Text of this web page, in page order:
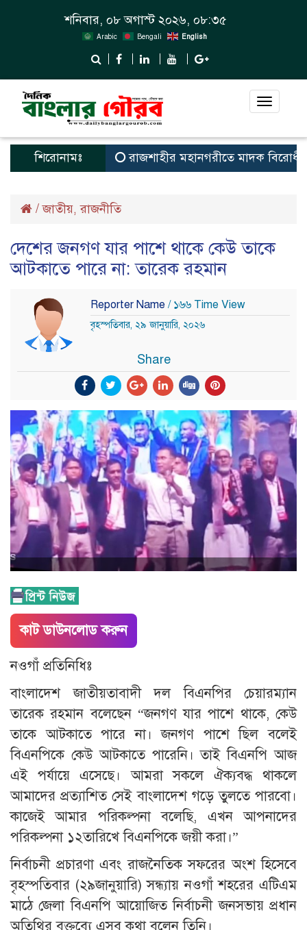
শনিবার, ০৮ অগাস্ট ২০২৬, ০৮:৩৫
Arabic Bengali English
Toggle
শিরোনামঃ রাজশাহীর মহানগরীতে মাদক বিরোধী
/জাতীয়,রাজনীতি
দেশের জনগণ যার পাশে থাকে কেউ তাকে
আটকাতে পারে না: তারেক রহমান
Reporter Name / ১৬৬ Time View
বৃহস্পতিবার, ২৯ জানুয়ারি, ২০২৬
Share
কাট ডাউনলোড করুন
নওগাঁ প্রতিনিধিঃ
বাংলাদেশ জাতীয়তাবাদী দল বিএনপির চেয়ারম্যান
তারেক রহমান বলেছেন “জনগণ যার পাশে থাকে, কেউ
তাকে আটকাতে পারে না। জনগণ পাশে ছিল বলেই
বিএনপিকে কেউ আটকাতে পারেনি। তাই বিএনপি আজ
এই পর্যায়ে এসেছে। আমরা সকলে ঐক্যবদ্ধ থাকলে
আমাদের প্রত্যাশিত সেই বাংলাদেশ গড়ে তুলতে পারবো।
কাজেই আমার পরিকল্পনা বলেছি, এখন আপনাদের
পরিকল্পনা ১২তারিখে বিএনপিকে জয়ী করা।”
নির্বাচনী প্রচারণা এবং রাজনৈতিক সফরের অংশ হিসেবে
বৃহস্পতিবার (২৯জানুয়ারি) সন্ধ্যায় নওগাঁ শহরের এটিএম
মাঠে জেলা বিএনপি আয়োজিত নির্বাচনী জনসভায় প্রধান
অতিথির বক্তব্যে এসব কথা বলেন তিনি।